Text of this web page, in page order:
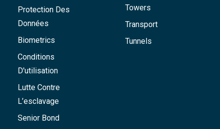
Protection Des
Données
Biometrics
Conditions
D'utilisation
Lutte Contre
L’esclavage
Senior Bond
Towers
Transport
Tunnels